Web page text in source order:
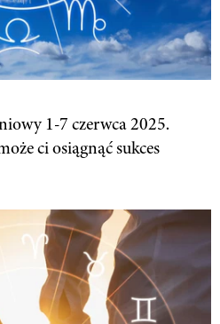
1-7 czerwca 2025.
ci osiągnąć sukces